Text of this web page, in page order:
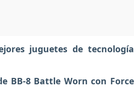
juguetes de tecnología
BB-8 Battle Worn con Force